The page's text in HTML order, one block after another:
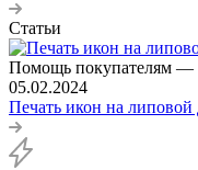
Статьи
Помощь покупателям —
05.02.2024
Печать икон на липовой